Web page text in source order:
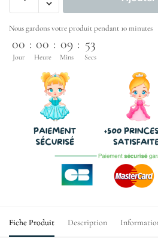
Nous gardons votre produit pendant 10 minutes
00
Jour
: 00
Heure
: 09
Mins
: 53
Secs
Fiche Produit Description